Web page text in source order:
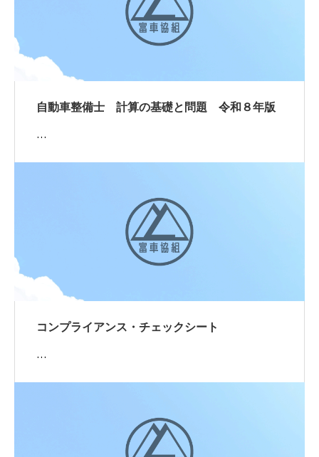
自動車整備士 計算の基礎と問題 令和８年版
…
コンプライアンス・チェックシート
…